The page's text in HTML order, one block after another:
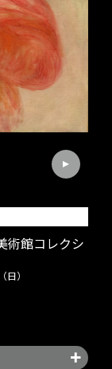
術館コレクシ
）